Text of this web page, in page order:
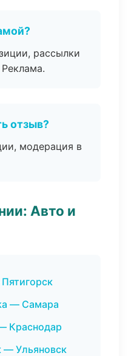
рассылки
отзыв?
модерация в
Авто и
— Самара
Краснодар
— Ульяновск